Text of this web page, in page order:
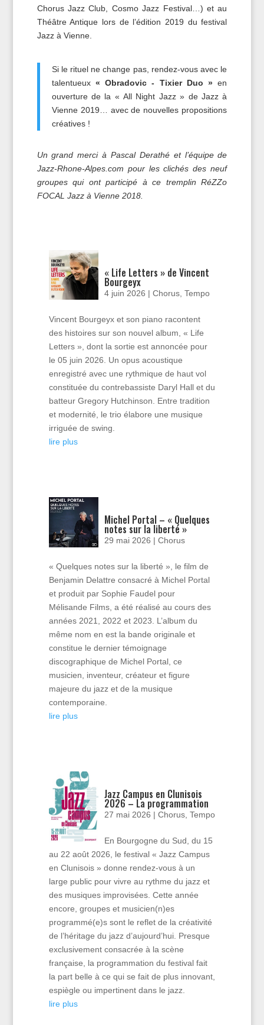
Chorus Jazz Club, Cosmo Jazz Festival…) et au
Théâtre Antique lors de l’édition 2019 du festival
Jazz à Vienne.
Si le rituel ne change pas, rendez-vous avec le
talentueux « Obradovic - Tixier Duo » en
ouverture de la « All Night Jazz » de Jazz à
Vienne 2019… avec de nouvelles propositions
créatives !
Un grand merci à Pascal Derathé et l’équipe de
Jazz-Rhone-Alpes.com pour les clichés des neuf
groupes qui ont participé à ce tremplin RéZZo
FOCAL Jazz à Vienne 2018.
« Life Letters » de Vincent
Bourgeyx
4 juin 2026 |Chorus ,Tempo
Vincent Bourgeyx et son piano racontent
des histoires sur son nouvel album, « Life
Letters », dont la sortie est annoncée pour
le 05 juin 2026. Un opus acoustique
enregistré avec une rythmique de haut vol
constituée du contrebassiste Daryl Hall et du
batteur Gregory Hutchinson. Entre tradition
et modernité, le trio élabore une musique
irriguée de swing.
lire plus
Michel Portal – « Quelques
notes sur la liberté »
29 mai 2026 |Chorus
« Quelques notes sur la liberté », le film de
Benjamin Delattre consacré à Michel Portal
et produit par Sophie Faudel pour
Mélisande Films, a été réalisé au cours des
années 2021, 2022 et 2023. L’album du
même nom en est la bande originale et
constitue le dernier témoignage
discographique de Michel Portal, ce
musicien, inventeur, créateur et figure
majeure du jazz et de la musique
contemporaine.
lire plus
Jazz Campus en Clunisois
2026 – La programmation
27 mai 2026 |Chorus ,Tempo
En Bourgogne du Sud, du 15
au 22 août 2026, le festival « Jazz Campus
en Clunisois » donne rendez-vous à un
large public pour vivre au rythme du jazz et
des musiques improvisées. Cette année
encore, groupes et musicien(n)es
programmé(e)s sont le reflet de la créativité
de l’héritage du jazz d’aujourd’hui. Presque
exclusivement consacrée à la scène
française, la programmation du festival fait
la part belle à ce qui se fait de plus innovant,
espiègle ou impertinent dans le jazz.
lire plus